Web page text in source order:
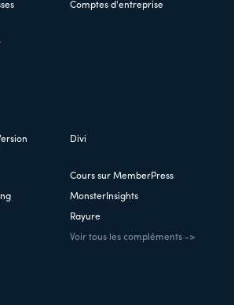
Comptes d'entreprise
Divi
Cours sur MemberPress
MonsterInsights
Rayure
Voir tous les compléments ->